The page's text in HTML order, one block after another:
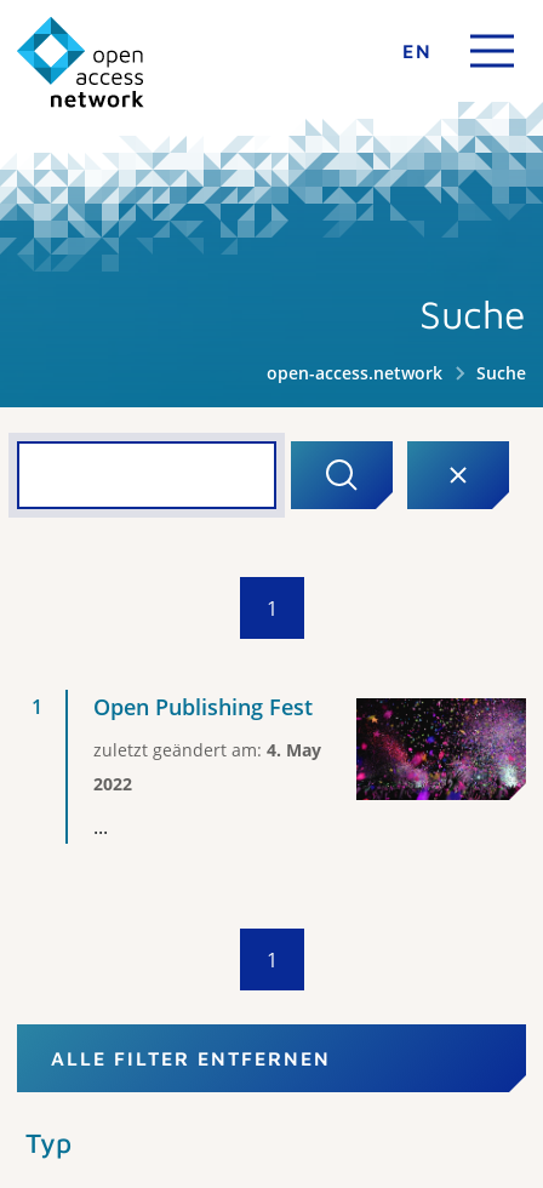
EN
Suche
open-access.network Suche
1
Open Publishing Fest
zuletzt geändert am: 4. May
2022
...
1
ALLE FILTER ENTFERNEN
Typ